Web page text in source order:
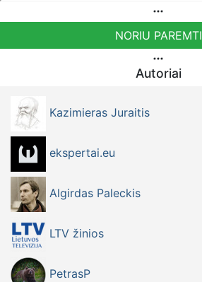
NORIU PAREMTI
Autoriai
Kazimieras Juraitis
ekspertai.eu
Algirdas Paleckis
LTV žinios
PetrasP